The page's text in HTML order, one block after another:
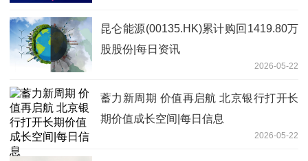
昆仑能源(00135.HK)累计购回1419.80万
股股份|每日资讯
2026-05-22
蓄力新周期 价值再启航 北京银行打开长
期价值成长空间|每日信息
2026-05-22